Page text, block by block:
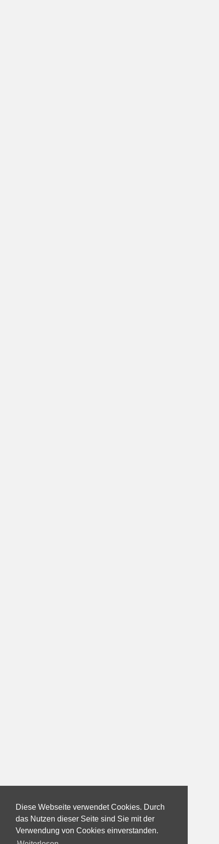
Diese Webseite verwendet Cookies. Durch
das Nutzen dieser Seite sind Sie mit der
Verwendung von Cookies einverstanden.